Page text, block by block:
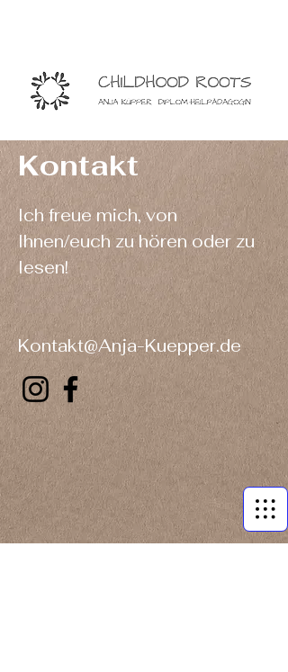
Kontakt
Ich freue mich, von
Ihnen/euch zu hören oder zu
lesen!
Kontakt@Anja-Kuepper.de